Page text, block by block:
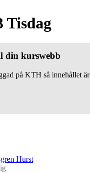
Tisdag
din kurswebb
på KTH så innehållet är
Hurst